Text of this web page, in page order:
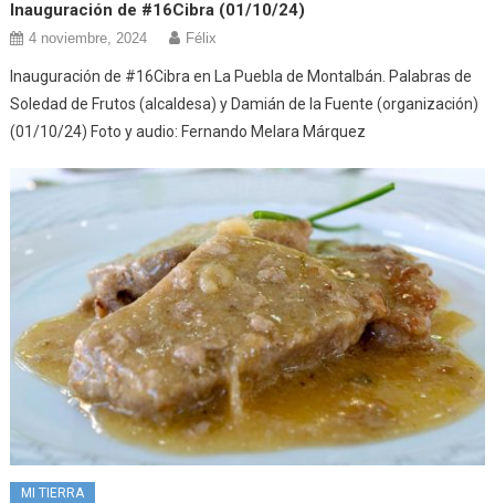
Inauguración de #16Cibra (01/10/24)
4 noviembre, 2024 Félix
Inauguración de #16Cibra en La Puebla de Montalbán. Palabras de
Soledad de Frutos (alcaldesa) y Damián de la Fuente (organización)
(01/10/24) Foto y audio: Fernando Melara Márquez
MI TIERRA